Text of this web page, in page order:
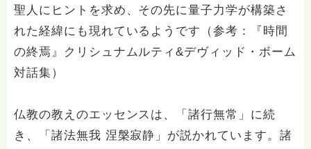
聖人にヒントを求め、その先に量子力学が構築さ
れた経緯にも現れているようです（参考：『時間
の終焉』クリシュナムルティ&デヴィッド・ボーム
対話集）
仏教の教えのエッセンスは、「諸行無常」に続
き、「諸法無我 涅槃寂静」が説かれています。諸